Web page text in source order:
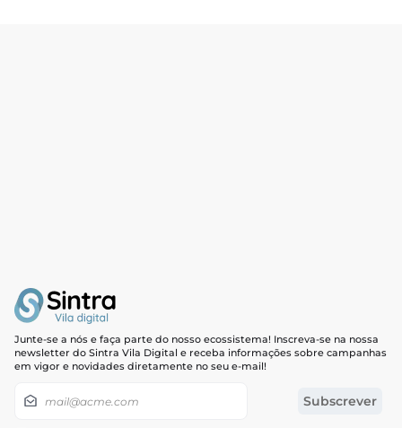
Junte-se a nós e faça parte do nosso ecossistema! Inscreva-se na nossa
newsletter do Sintra Vila Digital e receba informações sobre campanhas
em vigor e novidades diretamente no seu e-mail!
Subscrever